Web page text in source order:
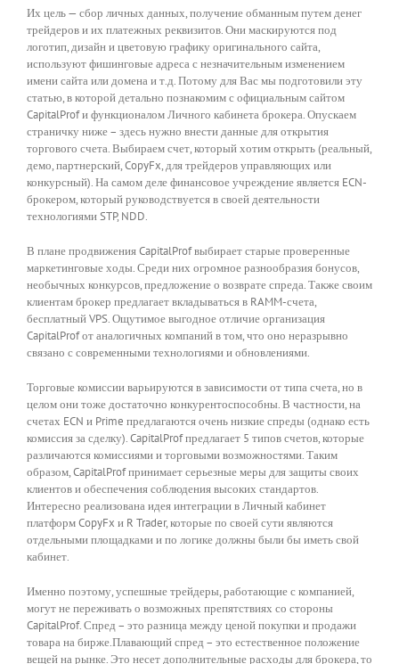
Их цель — сбор личных данных, получение обманным путем денег
трейдеров и их платежных реквизитов. Они маскируются под
логотип, дизайн и цветовую графику оригинального сайта,
используют фишинговые адреса с незначительным изменением
имени сайта или домена и т.д. Потому для Вас мы подготовили эту
статью, в которой детально познакомим с официальным сайтом
CapitalProf и функционалом Личного кабинета брокера. Опускаем
страничку ниже – здесь нужно внести данные для открытия
торгового счета. Выбираем счет, который хотим открыть (реальный,
демо, партнерский, CopyFx, для трейдеров управляющих или
конкурсный). На самом деле финансовое учреждение является ECN-
брокером, который руководствуется в своей деятельности
технологиями STP, NDD.
В плане продвижения CapitalProf выбирает старые проверенные
маркетинговые ходы. Среди них огромное разнообразия бонусов,
необычных конкурсов, предложение о возврате спреда. Также своим
клиентам брокер предлагает вкладываться в RAMM-счета,
бесплатный VPS. Ощутимое выгодное отличие организация
CapitalProf от аналогичных компаний в том, что оно неразрывно
связано с современными технологиями и обновлениями.
Торговые комиссии варьируются в зависимости от типа счета, но в
целом они тоже достаточно конкурентоспособны. В частности, на
счетах ECN и Prime предлагаются очень низкие спреды (однако есть
комиссия за сделку). CapitalProf предлагает 5 типов счетов, которые
различаются комиссиями и торговыми возможностями. Таким
образом, CapitalProf принимает серьезные меры для защиты своих
клиентов и обеспечения соблюдения высоких стандартов.
Интересно реализована идея интеграции в Личный кабинет
платформ CopyFx и R Trader, которые по своей сути являются
отдельными площадками и по логике должны были бы иметь свой
кабинет.
Именно поэтому, успешные трейдеры, работающие с компанией,
могут не переживать о возможных препятствиях со стороны
CapitalProf. Спред – это разница между ценой покупки и продажи
товара на бирже.Плавающий спред – это естественное положение
вещей на рынке. Это несет дополнительные расходы для брокера, то